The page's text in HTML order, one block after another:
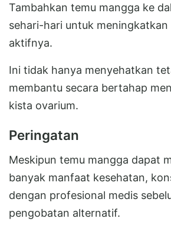
Tambahkan temu mangga ke
sehari-hari untuk meningkatkan
aktifnya.
Ini tidak hanya menyehatkan
membantu secara bertahap
kista ovarium.
Peringatan
Meskipun temu mangga dapat
banyak manfaat kesehatan,
dengan profesional medis
pengobatan alternatif.